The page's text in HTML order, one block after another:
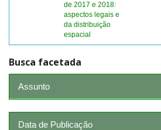
de 2017 e 2018:
aspectos legais e
da distribuição
espacial
Busca facetada
Assunto
Data de Publicação